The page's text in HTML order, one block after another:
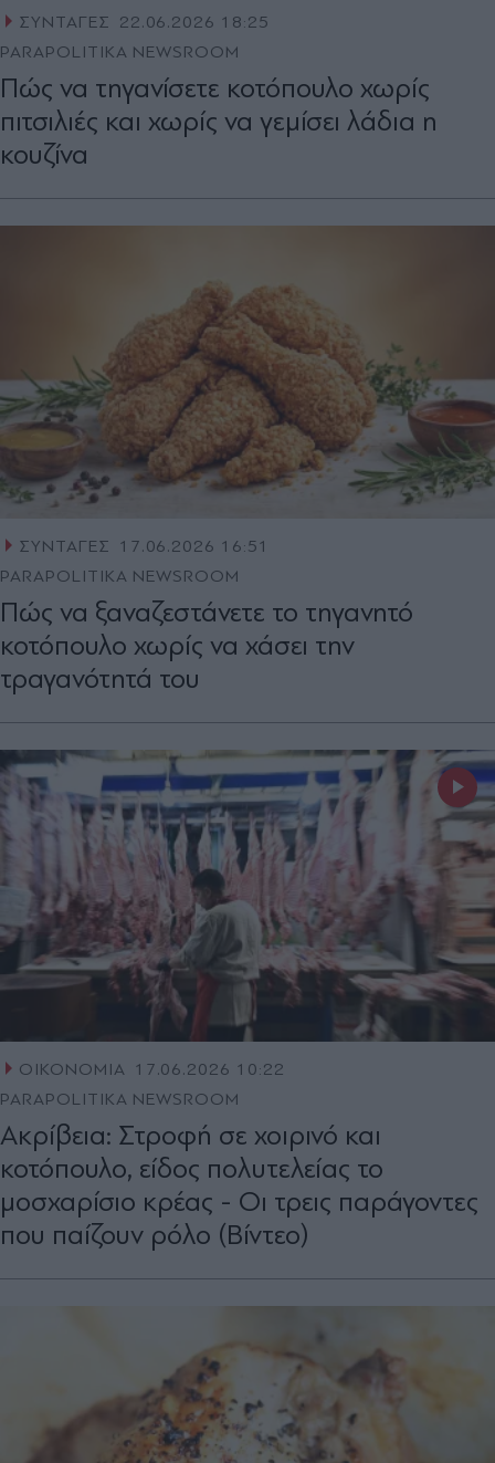
ΣΥΝΤΑΓΕΣ
22.06.2026 18:25
PARAPOLITIKA NEWSROOM
Πώς να τηγανίσετε κοτόπουλο χωρίς
πιτσιλιές και χωρίς να γεμίσει λάδια η
κουζίνα
ΣΥΝΤΑΓΕΣ
17.06.2026 16:51
PARAPOLITIKA NEWSROOM
Πώς να ξαναζεστάνετε το τηγανητό
κοτόπουλο χωρίς να χάσει την
τραγανότητά του
ΟΙΚΟΝΟΜΙΑ 17.06.2026 10:22
PARAPOLITIKA NEWSROOM
Ακρίβεια: Στροφή σε χοιρινό και
κοτόπουλο, είδος πολυτελείας το
μοσχαρίσιο κρέας - Οι τρεις παράγοντες
που παίζουν ρόλο (Βίντεο)